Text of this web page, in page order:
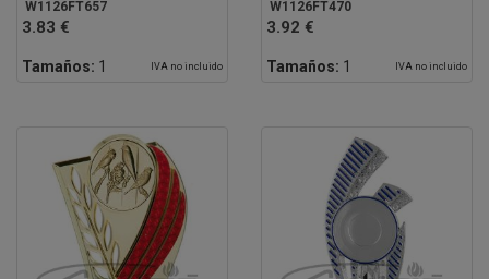
W1126FT657
3.83 €
Tamaños: 1 IVA no incluido
W1126FT470
3.92 €
Tamaños: 1 IVA no incluido